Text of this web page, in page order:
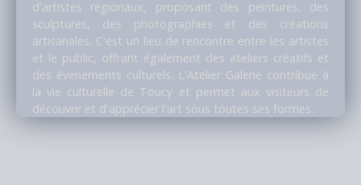
d'artistes régionaux, proposant des peintures, des
sculptures, des photographies et des créations
artisanales. C'est un lieu de rencontre entre les artistes
et le public, offrant également des ateliers créatifs et
des événements culturels. L'Atelier Galerie contribue à
la vie culturelle de Toucy et permet aux visiteurs de
découvrir et d'apprécier l'art sous toutes ses formes.